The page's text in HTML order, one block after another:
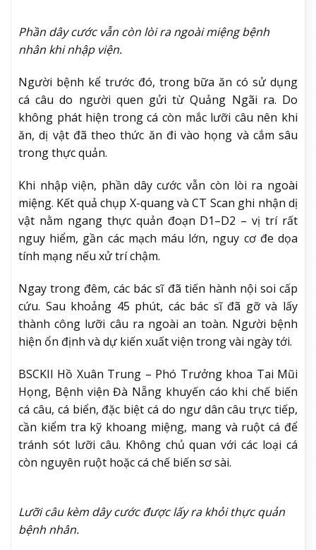
Phần dây cước vẫn còn lòi ra ngoài miệng bệnh
nhân khi nhập viện.
Người bệnh kể trước đó, trong bữa ăn có sử dụng
cá câu do người quen gửi từ Quảng Ngãi ra. Do
không phát hiện trong cá còn mắc lưỡi câu nên khi
ăn, dị vật đã theo thức ăn đi vào họng và cắm sâu
trong thực quản.
Khi nhập viện, phần dây cước vẫn còn lòi ra ngoài
miệng. Kết quả chụp X-quang và CT Scan ghi nhận dị
vật nằm ngang thực quản đoạn D1–D2 – vị trí rất
nguy hiểm, gần các mạch máu lớn, nguy cơ đe dọa
tính mạng nếu xử trí chậm.
Ngay trong đêm, các bác sĩ đã tiến hành nội soi cấp
cứu. Sau khoảng 45 phút, các bác sĩ đã gỡ và lấy
thành công lưỡi câu ra ngoài an toàn. Người bệnh
hiện ổn định và dự kiến xuất viện trong vài ngày tới.
BSCKII Hồ Xuân Trung – Phó Trưởng khoa Tai Mũi
Họng, Bệnh viện Đà Nẵng khuyến cáo khi chế biến
cá câu, cá biển, đặc biệt cá do ngư dân câu trực tiếp,
cần kiểm tra kỹ khoang miệng, mang và ruột cá để
tránh sót lưỡi câu. Không chủ quan với các loại cá
còn nguyên ruột hoặc cá chế biến sơ sài.
Lưỡi câu kèm dây cước được lấy ra khỏi thực quản
bệnh nhân.